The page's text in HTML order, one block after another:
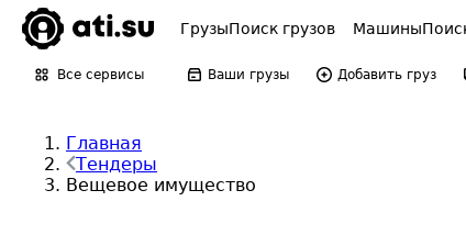
ГрузыПоиск грузов Машины
Все сервисы Ваши грузы Добавить груз
Главная
Тендеры
Вещевое имущество